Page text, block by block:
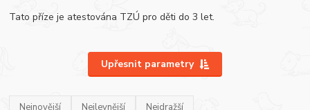
Tato příze je atestována TZÚ pro děti do 3 let.
Upřesnit parametry
Nejnovější Nejlevnější Nejdražší